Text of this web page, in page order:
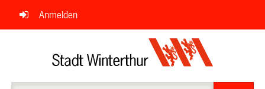
Navigation
überspringen
Anmelden